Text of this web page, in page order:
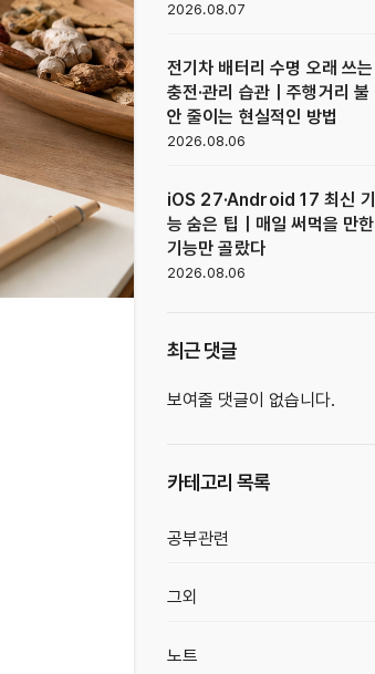
2026.08.07
전기차 배터리 수명 오래 쓰는
충전·관리 습관｜주행거리 불
안 줄이는 현실적인 방법
2026.08.06
iOS 27·Android 17 최신 기
능 숨은 팁｜매일 써먹을 만한
기능만 골랐다
2026.08.06
최근 댓글
보여줄 댓글이 없습니다.
카테고리 목록
공부관련
그외
노트